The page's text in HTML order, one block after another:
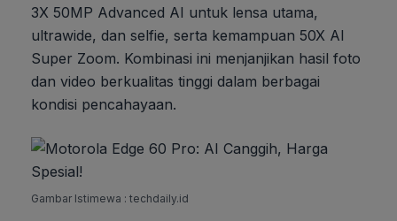
3X 50MP Advanced AI untuk lensa utama,
ultrawide, dan selfie, serta kemampuan 50X AI
Super Zoom. Kombinasi ini menjanjikan hasil foto
dan video berkualitas tinggi dalam berbagai
kondisi pencahayaan.
Gambar Istimewa : techdaily.id